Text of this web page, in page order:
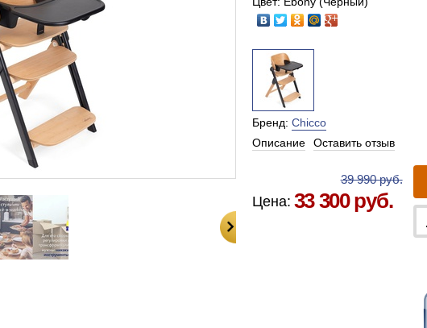
Бренд: Chicco
Описание
Оставить отзыв
Есть в наличии в Москве
Цена: 33 300 руб.
39 990 руб.